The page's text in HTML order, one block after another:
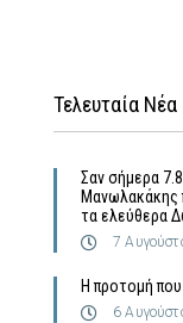
Τελευταία Νέα
Σαν σήμερα
Μανωλακάκης
τα ελεύθερα
7
Η προτομή
6